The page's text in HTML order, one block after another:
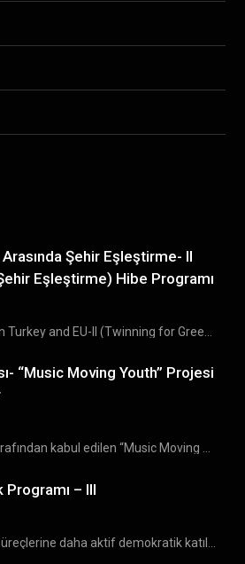
Şehir Eşleştirme- II
Eşleştirme) Hibe Programı
“Music Moving Youth” Projesi
İspanya Ulusal Ajansı tarafından kabul edilen “Music Moving Youth ” Erasmus+ projesinin Bulgaristan’da gerçekleşecek olan…
– III
“Politika ve karar alma süreçlerine daha aktif demokratik katılım yoluyla sivil toplumun gelişiminin desteklenmesi” amacıyla…